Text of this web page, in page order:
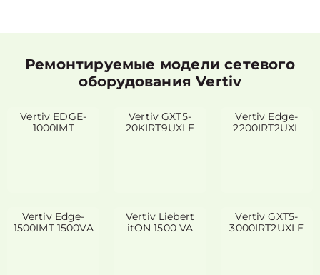
Ремонтируемые модели сетевого
оборудования Vertiv
Vertiv EDGE-
1000IMT
Vertiv GXT5-
20KIRT9UXLE
Vertiv Edge-
2200IRT2UXL
Vertiv Edge-
1500IMT 1500VA
Vertiv Liebert
itON 1500 VA
Vertiv GXT5-
3000IRT2UXLE